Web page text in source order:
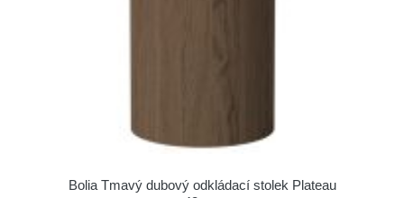
Bolia Tmavý dubový odkládací stolek Plateau